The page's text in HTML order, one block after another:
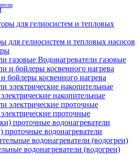
для гелиосистем и тепловых насосов
Водонагреватели газовые
бойлеры косвенного нагрева
накопительные
проточные
проточные водонагреватели
водонагреватели (водогреи)